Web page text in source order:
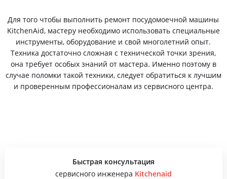
Для того чтобы выполнить ремонт посудомоечной машины
KitchenAid, мастеру необходимо использовать специальные
инструменты, оборудование и свой многолетний опыт.
Техника достаточно сложная с технической точки зрения,
она требует особых знаний от мастера. Именно поэтому в
случае поломки такой техники, следует обратиться к лучшим
и проверенным профессионалам из сервисного центра.
Быстрая консультация
сервисного инженера Kitchenaid